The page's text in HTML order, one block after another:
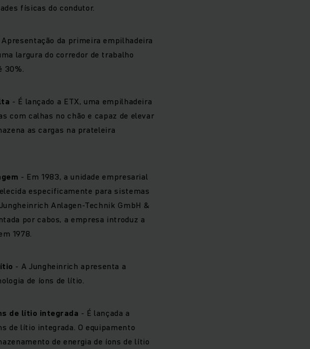
físicas do condutor.
Apresentação da primeira empilhadeira
largura do corredor de trabalho
30%.
- É lançado a ETX, uma empilhadeira
com calhas no chão e capaz de elevar
as cargas na prateleira
- Em 1983, a unidade empresarial
especificamente para sistemas
Anlagen-Technik GmbH &
por cabos, a empresa introduz a
1978.
- A Jungheinrich apresenta a
de íons de lítio.
de lítio integrada - É lançada a
de lítio integrada. O equipamento
de energia de íons de lítio